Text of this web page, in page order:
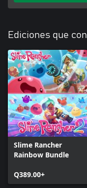
Ediciones que
Slime Rancher
Rainbow Bundle
Q389.00+